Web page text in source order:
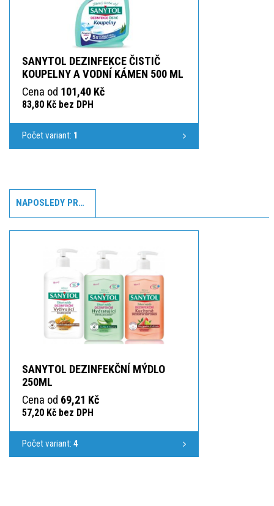
SANYTOL DEZINFEKCE ČISTIČ
KOUPELNY A VODNÍ KÁMEN 500 ML
Cena od 101,40 Kč
83,80 Kč bez DPH
Počet variant: 1
NAPOSLEDY PROHLÍŽENÉ
SANYTOL DEZINFEKČNÍ MÝDLO
250ML
Cena od 69,21 Kč
57,20 Kč bez DPH
Počet variant: 4